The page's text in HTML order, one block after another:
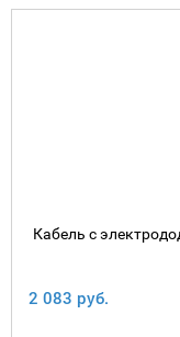
Кабель с
2 083 руб.